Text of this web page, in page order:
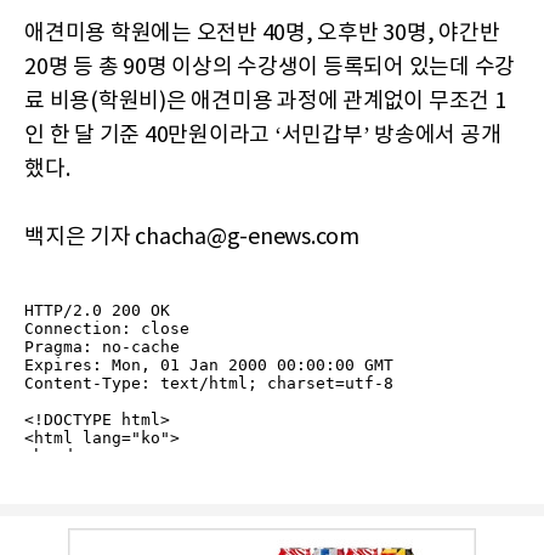
애견미용 학원에는 오전반 40명, 오후반 30명, 야간반
20명 등 총 90명 이상의 수강생이 등록되어 있는데 수강
료 비용(학원비)은 애견미용 과정에 관계없이 무조건 1
인 한 달 기준 40만원이라고 ‘서민갑부’ 방송에서 공개
했다.
백지은 기자 chacha@g-enews.com